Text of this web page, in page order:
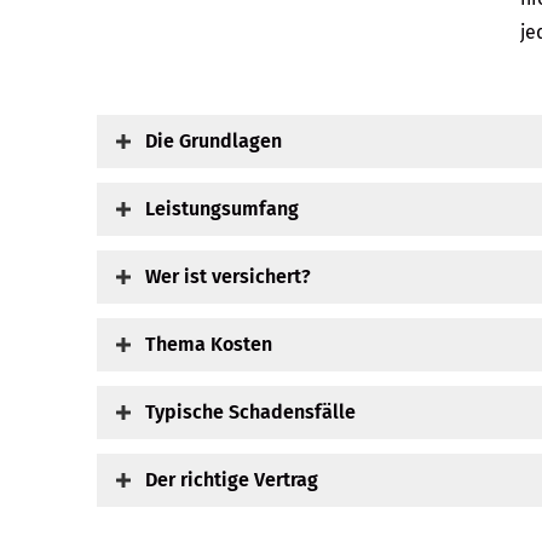
Die Grundlagen
Leistungsumfang
Wer ist versichert?
Thema Kosten
Typische Schadensfälle
Der richtige Vertrag